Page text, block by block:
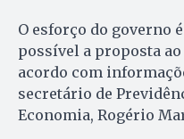
O esforço do governo
possível a proposta
acordo com
secretário de
Economia, Rogério